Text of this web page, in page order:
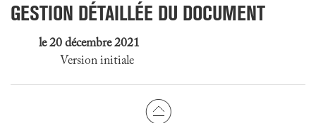
GESTION DÉTAILLÉE DU DOCUMENT
le 20 décembre 2021
Version initiale